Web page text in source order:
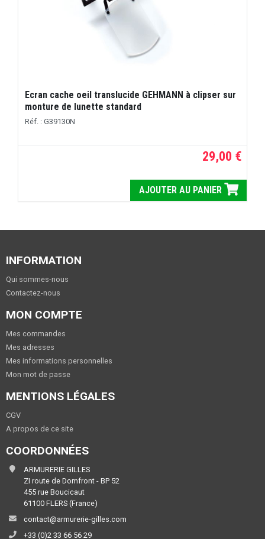
Ecran cache oeil translucide GEHMANN à clipser sur
monture de lunette standard
Réf. : G39130N
29,00 €
AJOUTER AU PANIER
INFORMATION
Qui sommes-nous
Contactez-nous
MON COMPTE
Mes commandes
Mes adresses
Mes informations personnelles
Mon mot de passe
MENTIONS LÉGALES
CGV
A propos de ce site
COORDONNÉES
ARMURERIE GILLES
ZI route de Domfront - BP 52
455 rue Boucicaut
61100 FLERS (France)
contact@armurerie-gilles.com
+33 (0)2 33 66 56 29